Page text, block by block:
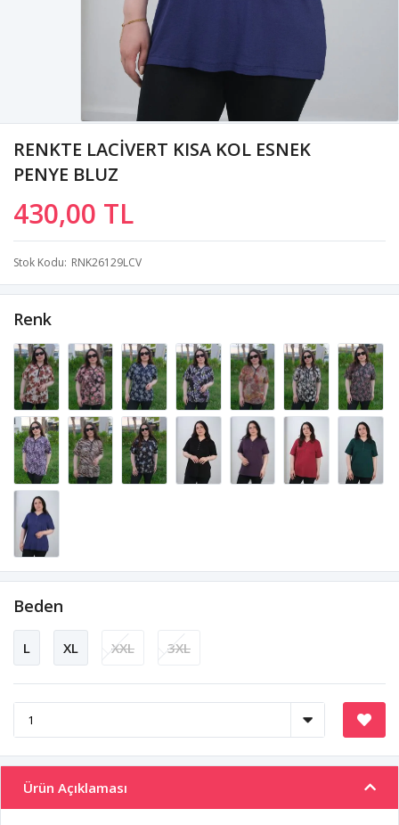
RENKTE LACİVERT KISA KOL ESNEK
PENYE BLUZ
430,00 TL
Stok Kodu RNK26129LCV
Renk
Beden
L XL XXL 3XL
Ürün Açıklaması